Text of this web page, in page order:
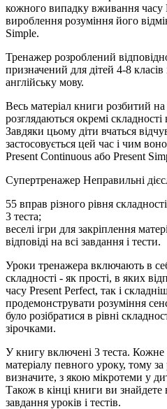
кожного випадку вживання часу
вироблення розуміння його
Simple.
Тренажер розроблений
призначений для дітей 4-8
англійську мову.
Весь матеріал книги розбитий
розглядаються окремі
Завдяки цьому діти вчаться
застосовується цей час і чим
Present Continuous або Present
Супертренажер Неправильні
55 вправ різного рівня
3 теста;
веселі ігри для закріплення
відповіді на всі завдання і тести.
Уроки тренажера включають в
складності - як прості, в яких
часу Present Perfect, так і
продемонструвати розуміння
було розібратися в рівні
зірочками.
У книгу включені 3 теста. Кожне
матеріалу певного уроку, тому
визначите, з якою мікротеми у
Також в кінці книги ви знайдете
завдання уроків і тестів.